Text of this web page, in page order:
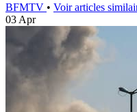
BFMTV • Voir articles
03 Apr